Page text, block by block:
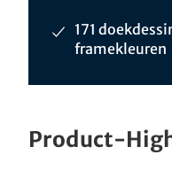
171
framekleuren
Product-